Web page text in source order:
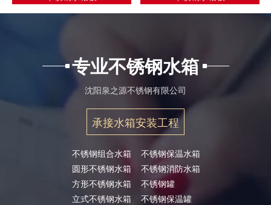
专业不锈钢水箱
沈阳泉之源不锈钢有限公司
承接水箱安装工程
不锈钢组合水箱
圆形不锈钢水箱
方形不锈钢水箱
立式不锈钢水箱
不锈钢保温水箱
不锈钢消防水箱
不锈钢罐
不锈钢保温罐